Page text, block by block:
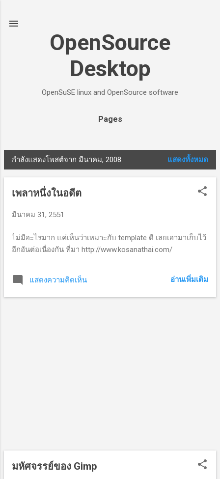
OpenSource
Desktop
OpenSuSE linux and OpenSource software
Pages
บ
กำลังแสดงโพสต์จาก มีนาคม, 2008 แสดงทั้งหมด
เพลาหนึ่งในอดีต
มีนาคม 31, 2551
ไม่มีอะไรมาก แค่เห็นว่าเหมาะกับ template ดี เลยเอามาเก็บไว้
อีกอันต่อเนื่องกัน ที่มา http://www.kosanathai.com/
แสดงความคิดเห็น อ่านเพิ่มเติม
มหัศจรรย์ของ Gimp